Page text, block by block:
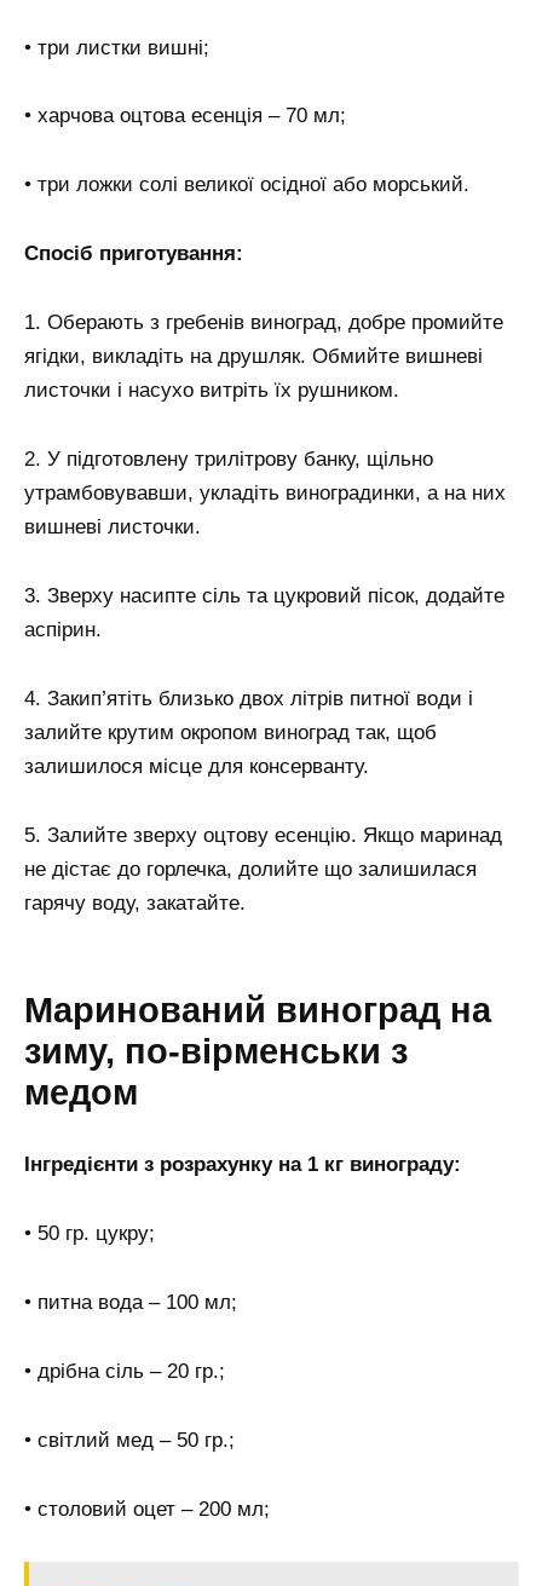
• три листки вишні;
• харчова оцтова есенція – 70 мл;
• три ложки солі великої осідної або морський.
Спосіб приготування:
1. Оберають з гребенів виноград, добре промийте
ягідки, викладіть на друшляк. Обмийте вишневі
листочки і насухо витріть їх рушником.
2. У підготовлену трилітрову банку, щільно
утрамбовувавши, укладіть виноградинки, а на них
вишневі листочки.
3. Зверху насипте сіль та цукровий пісок, додайте
аспірин.
4. Закип’ятіть близько двох літрів питної води і
залийте крутим окропом виноград так, щоб
залишилося місце для консерванту.
5. Залийте зверху оцтову есенцію. Якщо маринад
не дістає до горлечка, долийте що залишилася
гарячу воду, закатайте.
Маринований виноград на
зиму, по-вірменськи з
медом
Інгредієнти з розрахунку на 1 кг винограду:
• 50 гр. цукру;
• питна вода – 100 мл;
• дрібна сіль – 20 гр.;
• світлий мед – 50 гр.;
• столовий оцет – 200 мл;